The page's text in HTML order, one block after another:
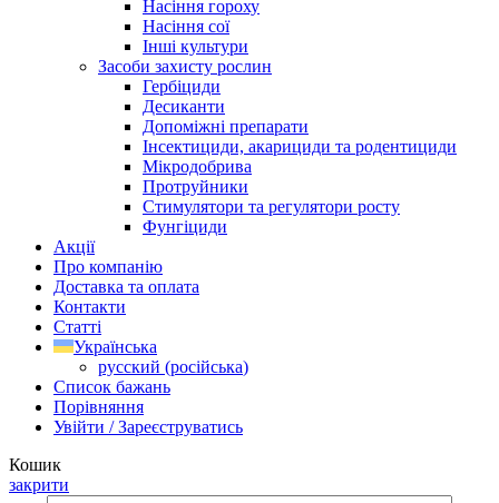
Насіння гороху
Насіння сої
Інші культури
Засоби захисту рослин
Гербіциди
Десиканти
Допоміжні препарати
Інсектициди, акарициди та родентициди
Мікродобрива
Протруйники
Стимулятори та регулятори росту
Фунгіциди
Акції
Про компанію
Доставка та оплата
Контакти
Статті
Українська
русский (російська)
Список бажань
Порівняння
Увійти / Зареєструватись
Кошик
закрити